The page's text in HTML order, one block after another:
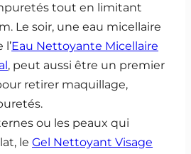
tout en limitant
Le soir, une eau micellaire
Eau Nettoyante Micellaire
, peut aussi être un premier
retirer maquillage,
ou les peaux qui
leGel Nettoyant Visage